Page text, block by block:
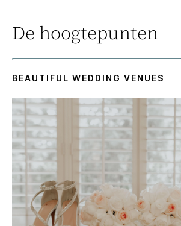
De hoogtepunten